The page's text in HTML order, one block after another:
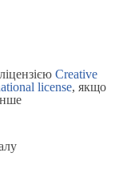
Creative
license, якщо